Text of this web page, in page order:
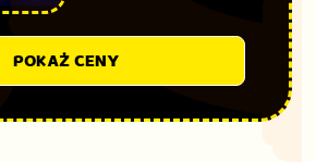
POKAŻ CENY